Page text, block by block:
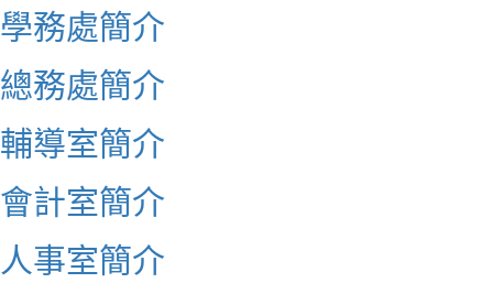
學務處簡介
總務處簡介
輔導室簡介
會計室簡介
人事室簡介